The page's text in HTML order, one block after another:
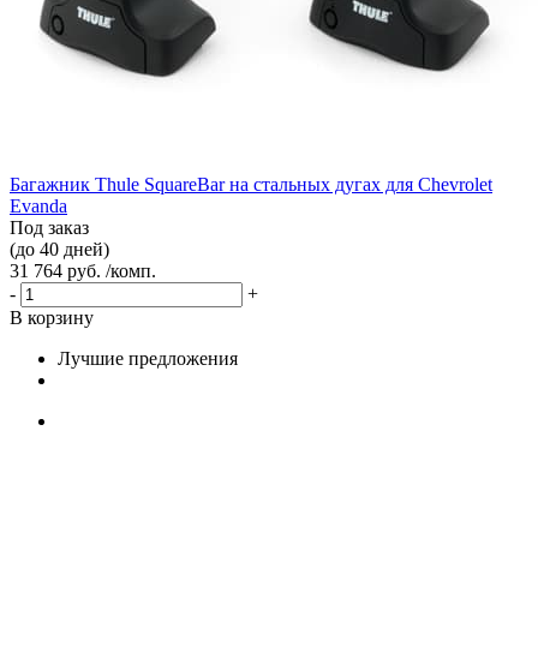
Багажник Thule SquareBar на стальных дугах для Chevrolet
Evanda
Под заказ
(до 40 дней)
31 764 руб. /комп.
-
+
В корзину
Лучшие предложения